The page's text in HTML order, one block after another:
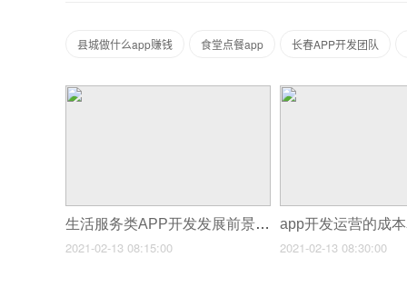
县城做什么app赚钱 食堂点餐app 长春APP开发团队
生活服务类APP开发发展前景怎么样
2021-02-13 08:15:00
app开发运营的成
2021-02-13 08:30:00